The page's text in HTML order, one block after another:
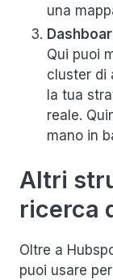
una
Qui puoi
cluster di
la tua
reale.
mano in
Altri
ricerca
Oltre a
puoi usare